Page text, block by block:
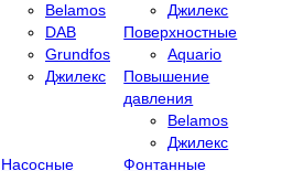
Belamos
DAB
Grundfos
Джилекс
Джилекс
Поверхностные
Aquario
Повышение
давления
Belamos
Джилекс
Насосные
Фонтанные